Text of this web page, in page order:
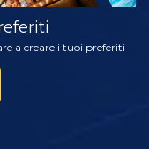
a creare i tuoi preferiti